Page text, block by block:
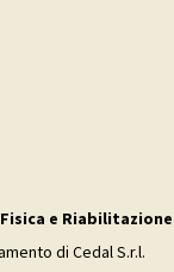
e
di Cedal S.r.l.